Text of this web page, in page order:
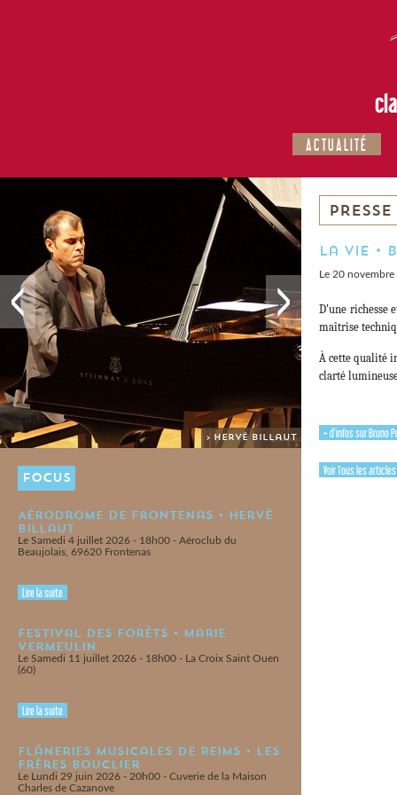
ACTUALITÉ
> Hervé Billaut
FOCUS
Aérodrome de Frontenas • Hervé
Billaut
Le Samedi 4 juillet 2026 - 18h00 - Aéroclub du
Beaujolais, 69620 Frontenas
Lire la suite
Festival des Forêts • Marie
Vermeulin
Le Samedi 11 juillet 2026 - 18h00 - La Croix Saint Ouen
(60)
Lire la suite
Flâneries Musicales de Reims • Les
Frères Bouclier
Le Lundi 29 juin 2026 - 20h00 - Cuverie de la Maison
Charles de Cazanove
PRESSE
La Vie •
Le 20
D’une richesse
maîtrise
À cette qualité
clarté
+ d'infos sur Bruno
Voir Tous les